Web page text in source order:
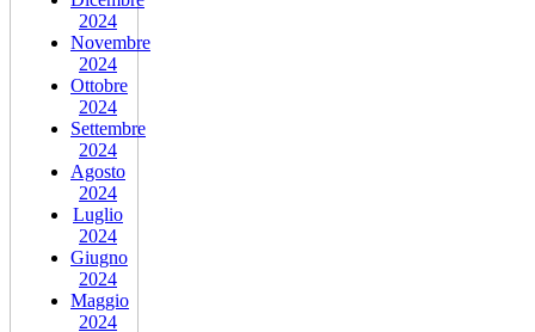
2024
Novembre
2024
Ottobre
2024
Settembre
2024
Agosto
2024
Luglio
2024
Giugno
2024
Maggio
2024